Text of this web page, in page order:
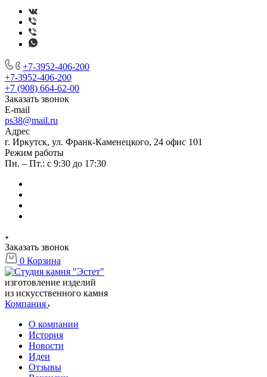
+7-3952-406-200
+7-3952-406-200
+7 (908) 664-62-00
Заказать звонок
E-mail
ps38@mail.ru
Адрес
г. Иркутск, ул. Франк-Каменецкого, 24 офис 101
Режим работы
Пн. – Пт.: с 9:30 до 17:30
Заказать звонок
0 Корзина
изготовление изделий
из искусственного камня
Компания
О компании
История
Новости
Идеи
Отзывы